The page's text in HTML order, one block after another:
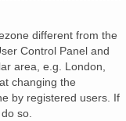
different from the
Control Panel and
area, e.g. London,
changing the
by registered users. If
so.